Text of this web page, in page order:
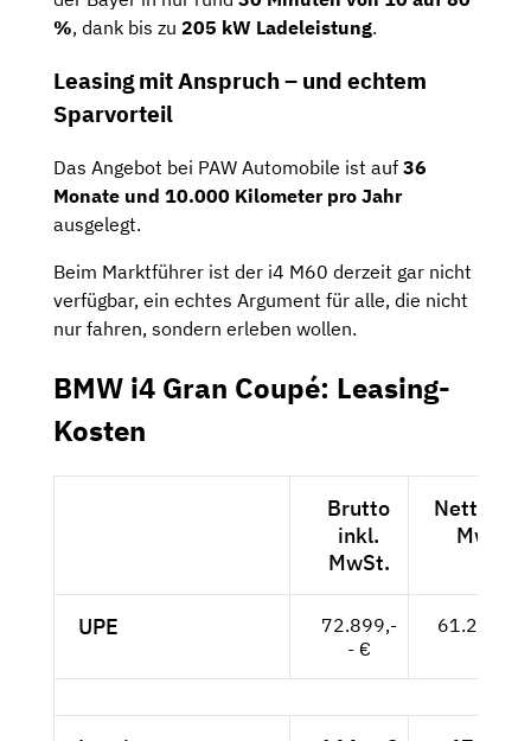
%, dank bis zu 205 kW Ladeleistung.
Leasing mit Anspruch – und echtem
Sparvorteil
Das Angebot bei PAW Automobile ist auf 36
Monate und 10.000 Kilometer pro Jahr
ausgelegt.
Beim Marktführer ist der i4 M60 derzeit gar nicht
verfügbar, ein echtes Argument für alle, die nicht
nur fahren, sondern erleben wollen.
BMW i4 Gran Coupé: Leasing-
Kosten
Brutto
inkl.
MwSt.
Netto
MwSt.
UPE
72.899,-
- €
61.260,--